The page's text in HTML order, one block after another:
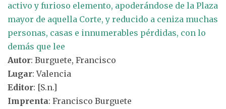
activo y furioso elemento, apoderándose de la Plaza
mayor de aquella Corte, y reducido a ceniza muchas
personas, casas e innumerables pérdidas, con lo
demás que lee
Autor: Burguete, Francisco
Lugar: Valencia
Editor: [S.n.]
Imprenta: Francisco Burguete